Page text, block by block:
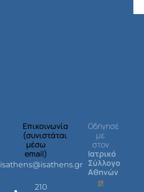
Επικοινωνία
(συνιστάται
μέσω
email)
isathens@isathens.gr
210
Οδήγησέ
με
στον
Ιατρικό
Σύλλογο
Αθηνών